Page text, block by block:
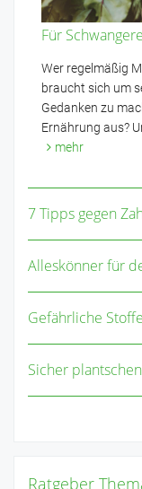
Für
Wer regelmäßig
braucht sich um
Gedanken zu
Ernährung aus?
mehr
7 Tipps gegen
Alleskönner für
Gefährliche
Sicher
Ratgeber